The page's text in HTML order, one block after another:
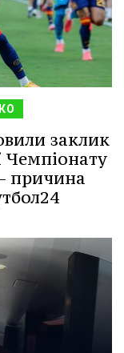
заклик
Чемпіонату
причина